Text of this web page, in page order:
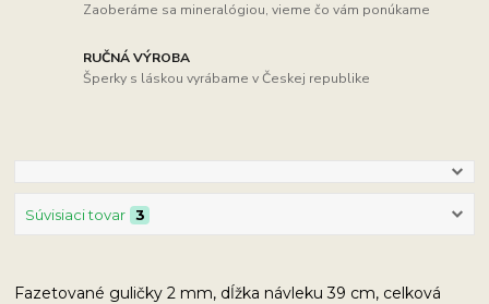
Zaoberáme sa mineralógiou, vieme čo vám ponúkame
RUČNÁ VÝROBA
Šperky s láskou vyrábame v Českej republike
Súvisiaci tovar 3
Fazetované guličky 2 mm, dĺžka návleku 39 cm, celková